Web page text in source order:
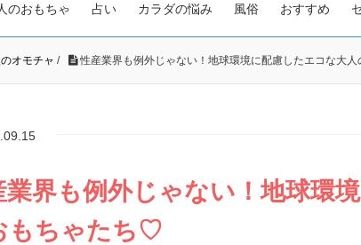
のおもちゃ 占い カラダの悩み 風俗 おすすめ
オモチャ / 性産業界も例外じゃない！地球環境に配慮したエコな大
業界も例外じゃない！地球環
もちゃたち♡